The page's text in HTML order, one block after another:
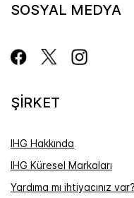
SOSYAL MEDYA
ŞIRKET
IHG Hakkında
IHG Küresel Markaları
Yardıma mı ihtiyacınız var?